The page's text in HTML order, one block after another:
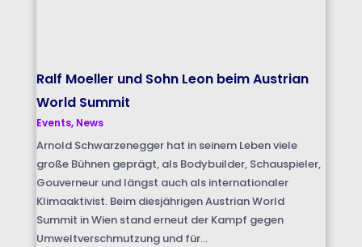
Ralf Moeller und Sohn Leon beim Austrian
World Summit
Events, News
Arnold Schwarzenegger hat in seinem Leben viele
große Bühnen geprägt, als Bodybuilder, Schauspieler,
Gouverneur und längst auch als internationaler
Klimaaktivist. Beim diesjährigen Austrian World
Summit in Wien stand erneut der Kampf gegen
Umweltverschmutzung und für...